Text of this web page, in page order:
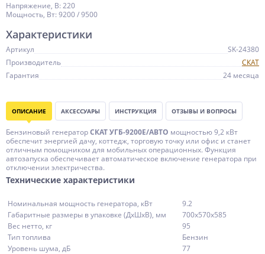
Напряжение, В: 220
Мощность, Вт: 9200 / 9500
Характеристики
Артикул
SK-24380
Производитель
СКАТ
Гарантия
24 месяца
ОПИСАНИЕ АКСЕССУАРЫ ИНСТРУКЦИЯ ОТЗЫВЫ И ВОПРОСЫ
Бензиновый генераторСКАТ УГБ-9200Е/АВТО мощностью 9,2 кВт
обеспечит энергией дачу, коттедж, торговую точку или офис и станет
отличным помощником для мобильных операционных. Функция
автозапуска обеспечивает автоматическое включение генератора при
отключении электричества.
Технические характеристики
Номинальная мощность генератора, кВт
9.2
Габаритные размеры в упаковке (ДхШхВ), мм
700х570х585
Вес нетто, кг
95
Тип топлива
Бензин
Уровень шума, дБ
77